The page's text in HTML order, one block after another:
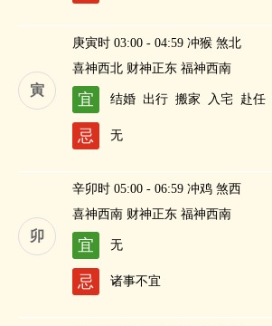
寅
庚寅时 03:00 - 04:59 冲猴 煞北
喜神西北 财神正东 福神西南
宜 结婚 出行 搬家 入宅 赴任
忌 无
卯
辛卯时 05:00 - 06:59 冲鸡 煞西
喜神西南 财神正东 福神西南
宜 无
忌 诸事不宜